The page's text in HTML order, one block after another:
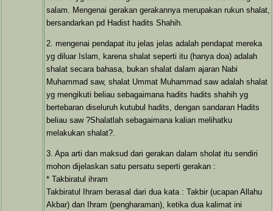
salam. Mengenai gerakan gerakannya merupakan rukun shalat,
bersandarkan pd Hadist hadits Shahih.
2. mengenai pendapat itu jelas jelas adalah pendapat mereka
yg diluar Islam, karena shalat seperti itu (hanya doa) adalah
shalat secara bahasa, bukan shalat dalam ajaran Nabi
Muhammad saw, shalat Ummat Muhammad saw adalah shalat
yg mengikuti beliau sebagaimana hadits hadits shahih yg
bertebaran diseluruh kutubul hadits, dengan sandaran Hadits
beliau saw ?Shalatlah sebagaimana kalian melihatku
melakukan shalat?.
3. Apa arti dan maksud dari gerakan dalam sholat itu sendiri
mohon dijelaskan satu persatu seperti gerakan :
* Takbiratul ihram
Takbiratul Ihram berasal dari dua kata : Takbir (ucapan Allahu
Akbar) dan Ihram (pengharaman), ketika dua kalimat ini